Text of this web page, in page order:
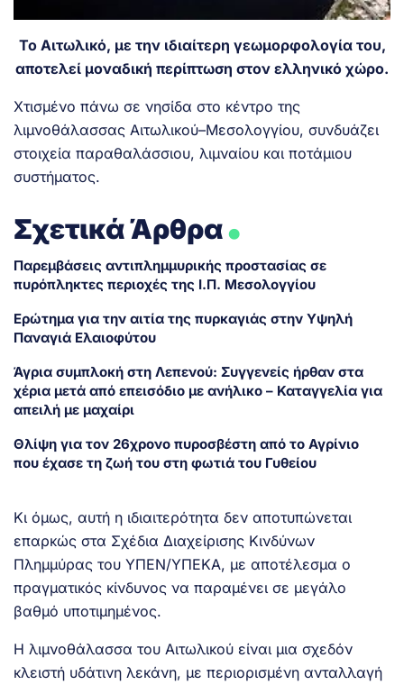
Το Αιτωλικό, με την ιδιαίτερη γεωμορφολογία του,
αποτελεί μοναδική περίπτωση στον ελληνικό χώρο.
Χτισμένο πάνω σε νησίδα στο κέντρο της
λιμνοθάλασσας Αιτωλικού–Μεσολογγίου, συνδυάζει
στοιχεία παραθαλάσσιου, λιμναίου και ποτάμιου
συστήματος.
Σχετικά Άρθρα.
Παρεμβάσεις αντιπλημμυρικής προστασίας σε
πυρόπληκτες περιοχές της Ι.Π. Μεσολογγίου
Ερώτημα για την αιτία της πυρκαγιάς στην Υψηλή
Παναγιά Ελαιοφύτου
Άγρια συμπλοκή στη Λεπενού: Συγγενείς ήρθαν στα
χέρια μετά από επεισόδιο με ανήλικο – Καταγγελία για
απειλή με μαχαίρι
Θλίψη για τον 26χρονο πυροσβέστη από το Αγρίνιο
που έχασε τη ζωή του στη φωτιά του Γυθείου
Κι όμως, αυτή η ιδιαιτερότητα δεν αποτυπώνεται
επαρκώς στα Σχέδια Διαχείρισης Κινδύνων
Πλημμύρας του ΥΠΕΝ/ΥΠΕΚΑ, με αποτέλεσμα ο
πραγματικός κίνδυνος να παραμένει σε μεγάλο
βαθμό υποτιμημένος.
Η λιμνοθάλασσα του Αιτωλικού είναι μια σχεδόν
κλειστή υδάτινη λεκάνη, με περιορισμένη ανταλλαγή